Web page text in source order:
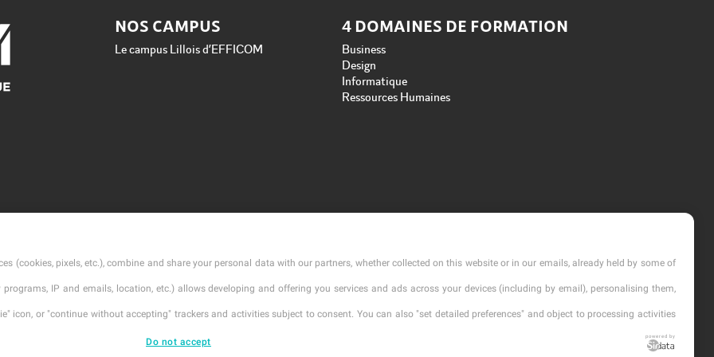
NOS CAMPUS
Le campus Lillois d’EFFICOM
4 DOMAINES DE FORMATION
Business
Design
Informatique
Ressources Humaines
(cookies, pixels, etc.), combine and share your personal data with our partners, whether collected on this website or in our emails, already held by some of
IP and emails, location, etc.) allows developing and offering you services and ads across your devices (including by email), personalising them,
icon, or "continue without accepting" trackers and activities subject to consent. You can also "set detailed preferences" and object to processing activities
Do not accept
powered by